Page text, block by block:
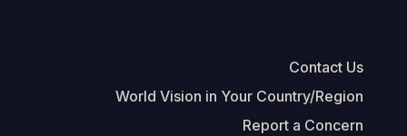
Contact Us
World Vision in Your Country/Region
Report a Concern